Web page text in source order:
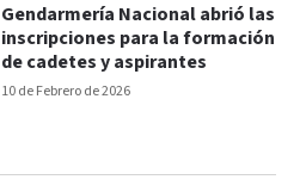
10 de Febrero de 2026
Gendarmería Nacional abrió las
inscripciones para la formación
de cadetes y aspirantes